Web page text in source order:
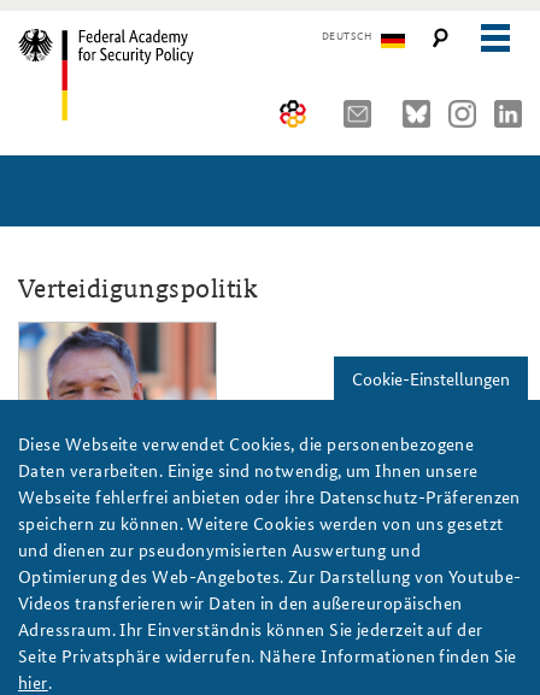
DEUTSCH
Advisory Board
Organisation
The Association of Friends
Partners
Young Leaders in Security Policy
Directions
Seminars, Conferences and Events
Security Policy Course for Senior Officials
Core Course on Security Policy
German Forum on Security Policy
Public Events
Further Events
Working Papers
Verteidigungspolitik
Manfred Scholl
Oberstleutnant i.G.
Studienreferent Verteidigungspolitik
verteidigungspolitik@baks.bund.de
manfred.scholl@baks.bund.de
Telefon: +49 (0) 30 40046-304
Cookie-Einstellungen
Diese Webseite verwendet Cookies, die personenbezogene
Daten verarbeiten. Einige sind notwendig, um Ihnen unsere
Webseite fehlerfrei anbieten oder ihre Datenschutz-Präferenzen
speichern zu können. Weitere Cookies werden von uns gesetzt
und dienen zur pseudonymisierten Auswertung und
Optimierung des Web-Angebotes. Zur Darstellung von Youtube-
Videos transferieren wir Daten in den außereuropäischen
Adressraum. Ihr Einverständnis können Sie jederzeit auf der
Seite Privatsphäre widerrufen. Nähere Informationen finden Sie
hier.